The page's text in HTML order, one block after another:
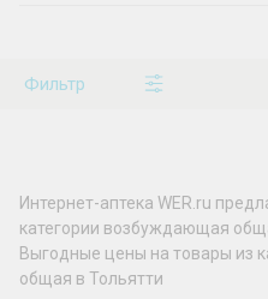
Фильтр
Интернет-аптека WER.ru
категории возбуждающая
Выгодные цены на товары из
общая в Тольятти